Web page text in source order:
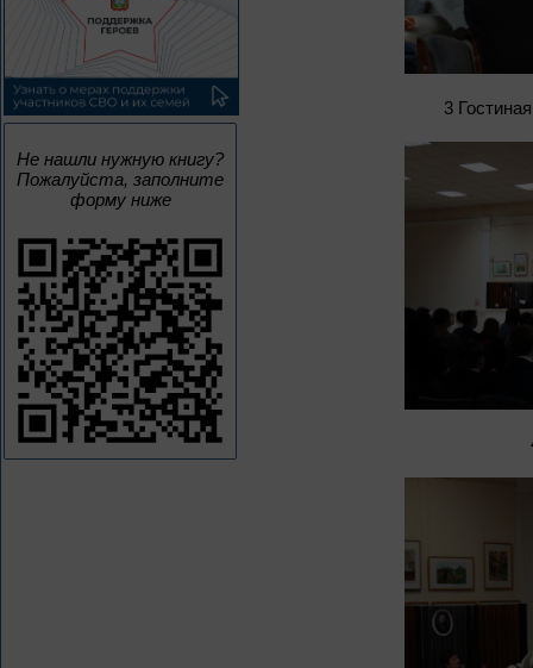
Не нашли нужную книгу?
Пожалуйста, заполните
форму ниже
3